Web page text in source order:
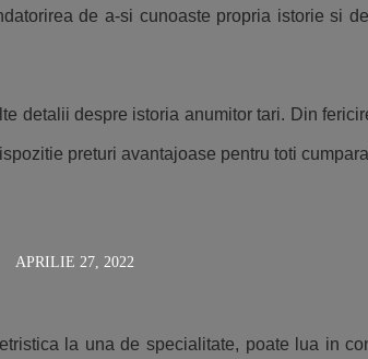
APRILIE 27, 2022
de a-si cunoaste propria istorie si
detalii despre istoria anumitor tari. Din
preturi avantajoase pentru toti
la una de specialitate, poate lua in